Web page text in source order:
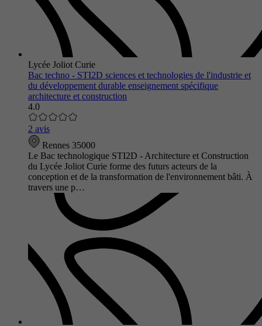
Lycée Joliot Curie
Bac techno - STI2D sciences et technologies de l'industrie et
du développement durable enseignement spécifique
architecture et construction
4.0
2 avis
Rennes 35000
Le Bac technologique STI2D - Architecture et Construction
du Lycée Joliot Curie forme des futurs acteurs de la
conception et de la transformation de l'environnement bâti. À
travers une p…